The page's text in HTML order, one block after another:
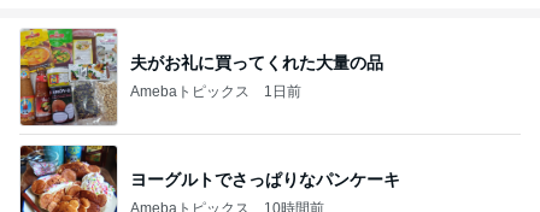
夫がお礼に買ってくれた大量の品
Amebaトピックス 1日前
ヨーグルトでさっぱりなパンケーキ
Amebaトピックス 10時間前